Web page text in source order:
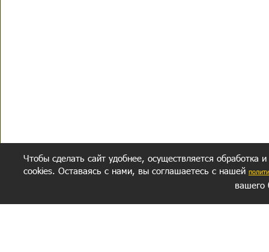
Чтобы сделать сайт удобнее, осуществляется обработка
cookies. Оставаясь с нами, вы соглашаетесь с нашей
вашего